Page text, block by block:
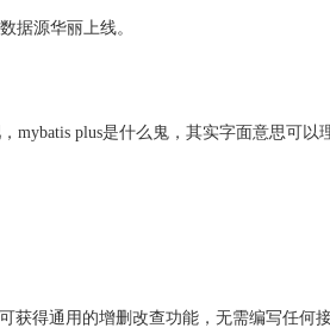
据源华丽上线。
mybatis plus是什么鬼，其实字面意思可以
获得通用的增删改查功能，无需编写任何